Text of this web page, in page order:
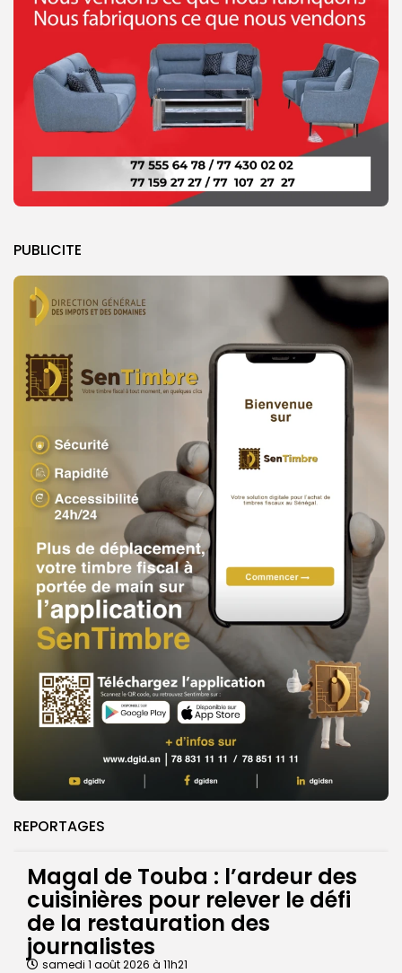
PUBLICITE
REPORTAGES
Magal de Touba : l’ardeur des
cuisinières pour relever le défi
de la restauration des
journalistes
samedi 1 août 2026 à 11h21